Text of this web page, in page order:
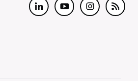
LinkedInYoutubeInstagram
RSS